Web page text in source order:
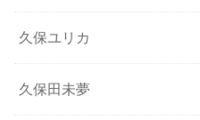
久保ユリカ
久保田未夢